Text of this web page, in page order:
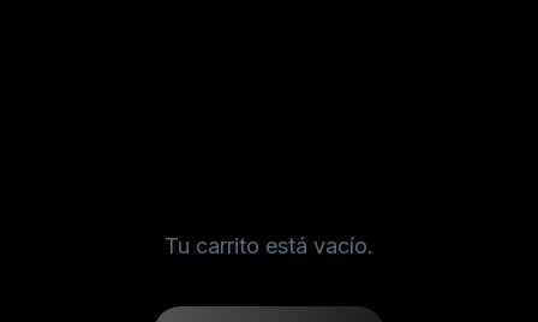
Tu carrito está vacío.